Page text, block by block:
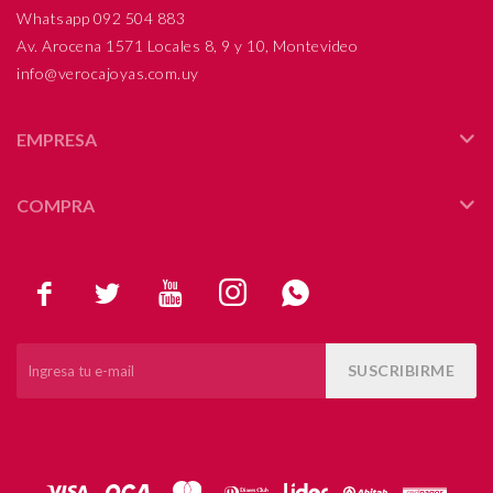
    
SUSCRIBIRME
Whatsapp 092 504 883
Av. Arocena 1571 Locales 8, 9 y 10, Montevideo
info@verocajoyas.com.uy
EMPRESA
COMPRA